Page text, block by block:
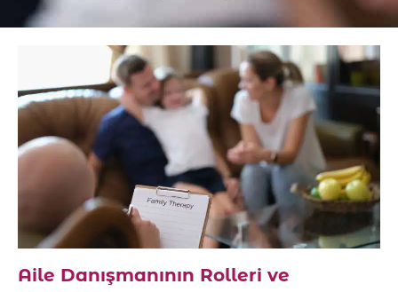
Aile Danışmanının Rolleri ve